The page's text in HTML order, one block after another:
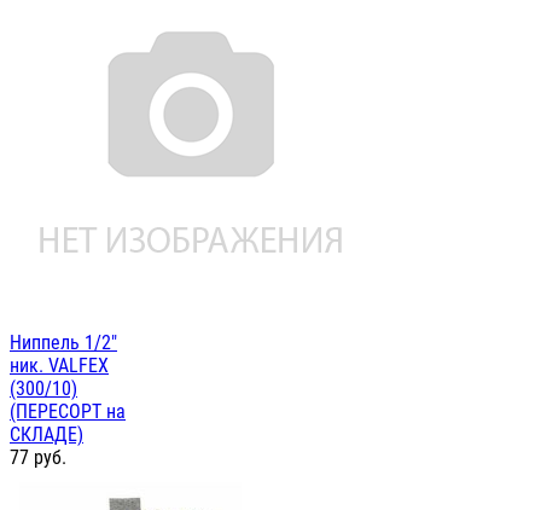
Ниппель 1/2"
ник. VALFEX
(300/10)
(ПЕРЕСОРТ на
СКЛАДЕ)
77 руб.